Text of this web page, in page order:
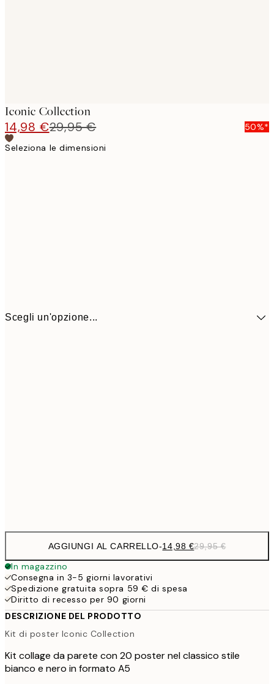
Iconic Collection
14,98 €29,95 €
50%*
Seleziona le dimensioni
Scegli un'opzione...
AGGIUNGI AL CARRELLO-14,98 €29,95 €
In magazzino
Consegna in 3-5 giorni lavorativi
Spedizione gratuita sopra 59 € di spesa
Diritto di recesso per 90 giorni
DESCRIZIONE DEL PRODOTTO
Kit di poster Iconic Collection
Kit collage da parete con 20 poster nel classico stile
bianco e nero in formato A5